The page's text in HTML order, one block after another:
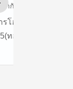
ำกัด
รโฮมเพลสออฟฟิศ
ทองหล่อ 13) แขวง
ตวัฒนา